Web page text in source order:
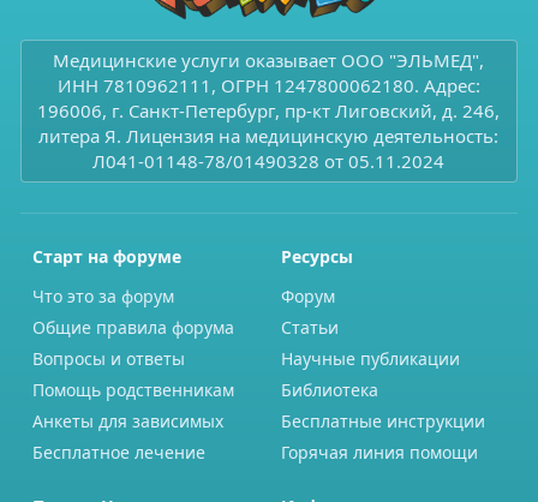
Медицинские услуги оказывает ООО "ЭЛЬМЕД",
ИНН 7810962111, ОГРН 1247800062180. Адрес:
196006, г. Санкт-Петербург, пр-кт Лиговский, д. 246,
литера Я. Лицензия на медицинскую деятельность:
Л041-01148-78/01490328 от 05.11.2024
Старт на форуме
Что это за форум
Общие правила форума
Вопросы и ответы
Помощь родственникам
Анкеты для зависимых
Бесплатное лечение
Ресурсы
Форум
Статьи
Научные публикации
Библиотека
Бесплатные инструкции
Горячая линия помощи